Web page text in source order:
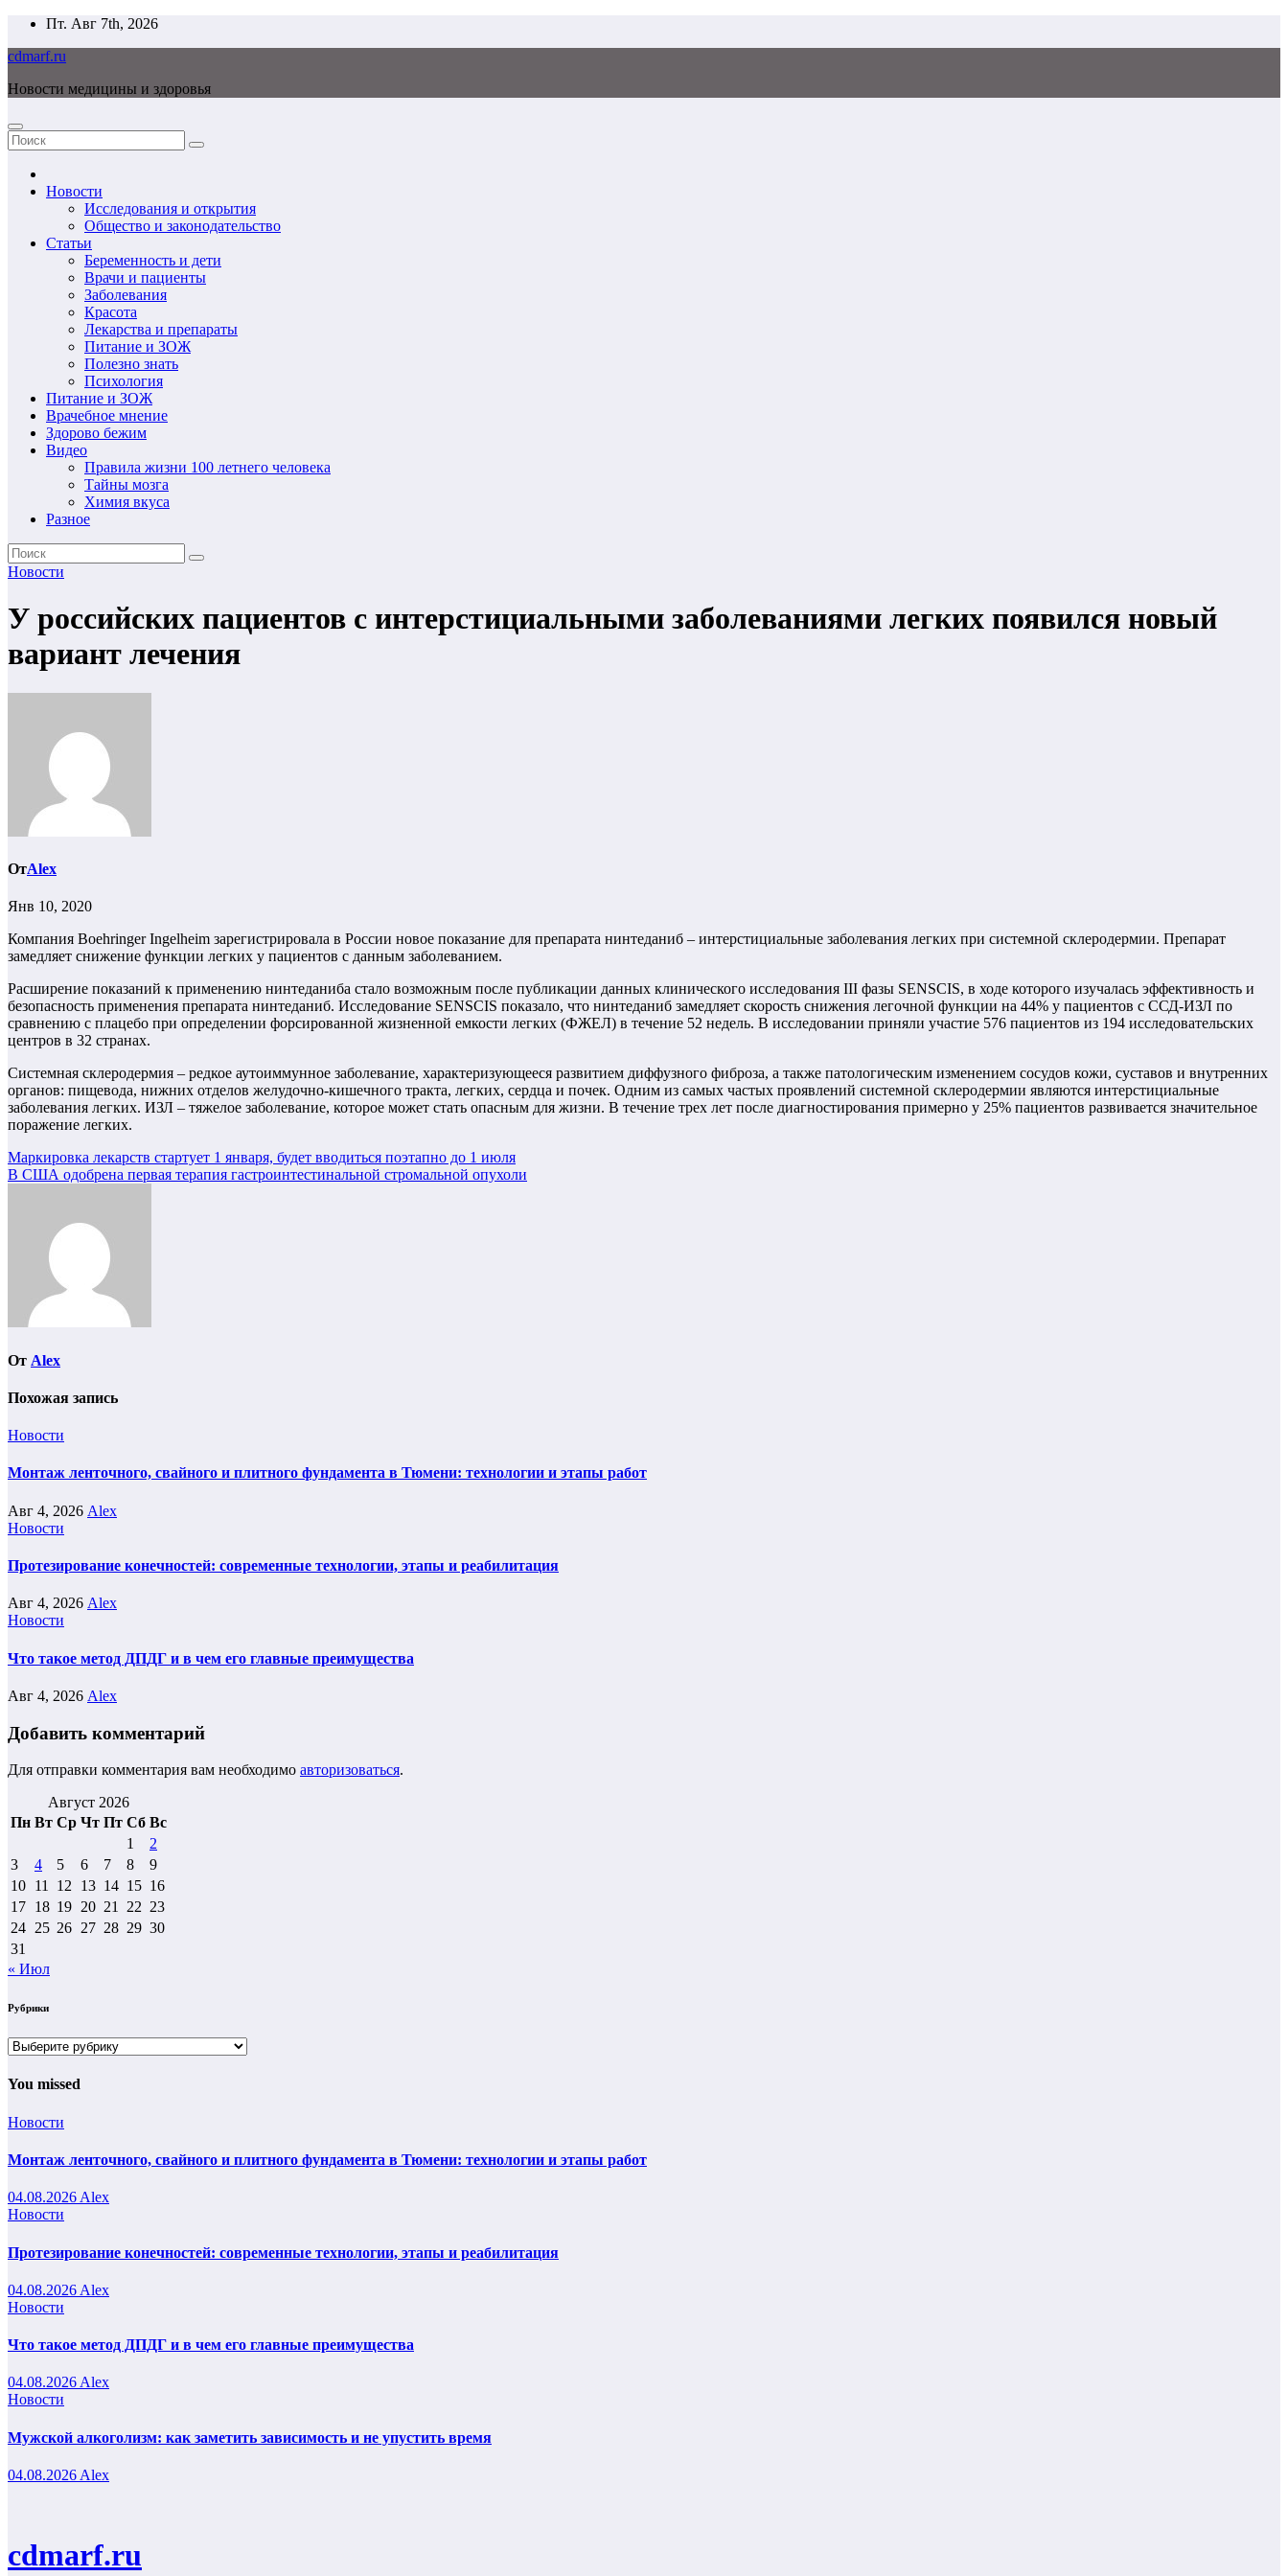
Перейти
содержимому
Пт. Авг 7th, 2026
cdmarf.ru
Новости медицины и здоровья
Новости
Исследования и открытия
Общество и законодательство
Статьи
Беременность и дети
Врачи и пациенты
Заболевания
Красота
Лекарства и препараты
Питание и ЗОЖ
Полезно знать
Психология
Питание и ЗОЖ
Врачебное мнение
Здорово бежим
Видео
Правила жизни 100 летнего человека
Тайны мозга
Химия вкуса
Разное
Новости
У российских пациентов с интерстициальными заболеваниями легких появился новый
вариант лечения
ОтAlex
Янв 10, 2020
Компания Boehringer Ingelheim зарегистрировала в России новое показание для препарата нинтеданиб – интерстициальные заболевания легких при системной склеродермии. Препарат
замедляет снижение функции легких у пациентов с данным заболеванием.
Расширение показаний к применению нинтеданиба стало возможным после публикации данных клинического исследования III фазы SENSCIS, в ходе которого изучалась эффективность и
безопасность применения препарата нинтеданиб. Исследование SENSCIS показало, что нинтеданиб замедляет скорость снижения легочной функции на 44% у пациентов с ССД-ИЗЛ по
сравнению с плацебо при определении форсированной жизненной емкости легких (ФЖЕЛ) в течение 52 недель. В исследовании приняли участие 576 пациентов из 194 исследовательских
центров в 32 странах.
Системная склеродермия – редкое аутоиммунное заболевание, характеризующееся развитием диффузного фиброза, а также патологическим изменением сосудов кожи, суставов и внутренних
органов: пищевода, нижних отделов желудочно-кишечного тракта, легких, сердца и почек. Одним из самых частых проявлений системной склеродермии являются интерстициальные
заболевания легких. ИЗЛ – тяжелое заболевание, которое может стать опасным для жизни. В течение трех лет после диагностирования примерно у 25% пациентов развивается значительное
поражение легких.
Навигация
по
Маркировка лекарств стартует 1 января, будет вводиться поэтапно до 1 июля
В США одобрена первая терапия гастроинтестинальной стромальной опухоли
От Alex
Похожая запись
Новости
Монтаж ленточного, свайного и плитного фундамента в Тюмени: технологии и этапы работ
Авг 4, 2026 Alex
Новости
Протезирование конечностей: современные технологии, этапы и реабилитация
Авг 4, 2026 Alex
Новости
Что такое метод ДПДГ и в чем его главные преимущества
Авг 4, 2026 Alex
Добавить комментарий
Для отправки комментария вам необходимо авторизоваться.
Август 2026
Пн Вт Ср Чт Пт Сб Вс
1
2
3
4 5 6 7 8
9
10 11 12 13 14 15 16
17 18 19 20 21 22 23
24 25 26 27 28 29 30
31
« Июл
Рубрики
Рубрики
You missed
Новости
Монтаж ленточного, свайного и плитного фундамента в Тюмени: технологии и этапы работ
04.08.2026 Alex
Новости
Протезирование конечностей: современные технологии, этапы и реабилитация
04.08.2026 Alex
Новости
Что такое метод ДПДГ и в чем его главные преимущества
04.08.2026 Alex
Новости
Мужской алкоголизм: как заметить зависимость и не упустить время
04.08.2026 Alex
cdmarf.ru